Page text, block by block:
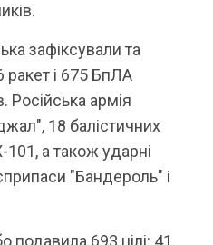
зафіксували та
ракет і 675 БпЛА
Російська армія
18 балістичних
а також ударні
"Бандероль" і